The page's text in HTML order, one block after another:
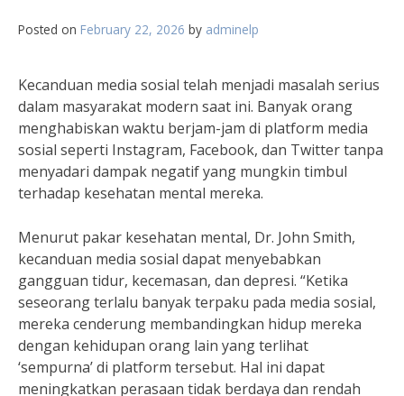
Posted on February 22, 2026 by adminelp
Kecanduan media sosial telah menjadi masalah serius
dalam masyarakat modern saat ini. Banyak orang
menghabiskan waktu berjam-jam di platform media
sosial seperti Instagram, Facebook, dan Twitter tanpa
menyadari dampak negatif yang mungkin timbul
terhadap kesehatan mental mereka.
Menurut pakar kesehatan mental, Dr. John Smith,
kecanduan media sosial dapat menyebabkan
gangguan tidur, kecemasan, dan depresi. “Ketika
seseorang terlalu banyak terpaku pada media sosial,
mereka cenderung membandingkan hidup mereka
dengan kehidupan orang lain yang terlihat
‘sempurna’ di platform tersebut. Hal ini dapat
meningkatkan perasaan tidak berdaya dan rendah